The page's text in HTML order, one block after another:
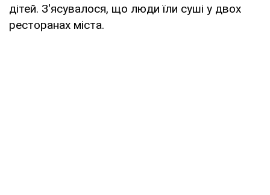
дітей. З'ясувалося, що люди їли суші у двох
ресторанах міста.